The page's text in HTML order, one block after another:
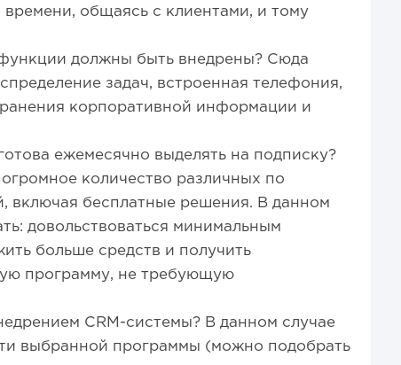
общаясь с клиентами, и тому
должны быть внедрены? Сюда
задач, встроенная телефония,
корпоративной информации и
ежемесячно выделять на подписку?
количество различных по
включая бесплатные решения. В данном
довольствоваться минимальным
больше средств и получить
программу, не требующую
CRM-системы? В данном случае
выбранной программы (можно подобрать